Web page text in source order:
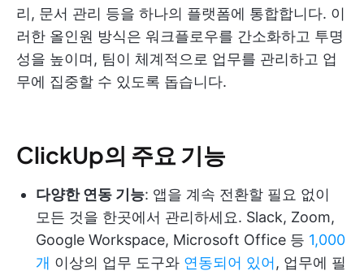
리, 문서 관리 등을 하나의 플랫폼에 통합합니다. 이
러한 올인원 방식은 워크플로우를 간소화하고 투명
성을 높이며, 팀이 체계적으로 업무를 관리하고 업
무에 집중할 수 있도록 돕습니다.
ClickUp의 주요 기능
다양한 연동 기능: 앱을 계속 전환할 필요 없이
모든 것을 한곳에서 관리하세요. Slack, Zoom,
Google Workspace, Microsoft Office 등 1,000
개 이상의 업무 도구와 연동되어 있어, 업무에 필